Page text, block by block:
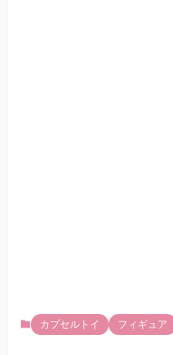
カプセルトイ フィギュア